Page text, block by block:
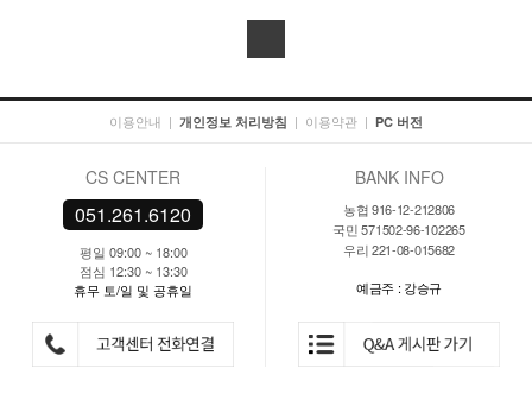
이용안내 | 개인정보 처리방침 | 이용약관 | PC 버전
CS CENTER
051.261.6120
평일 09:00 ~ 18:00
점심 12:30 ~ 13:30
휴무 토/일 및 공휴일
BANK INFO
농협 916-12-212806
국민 571502-96-102265
우리 221-08-015682
예금주 : 강승규